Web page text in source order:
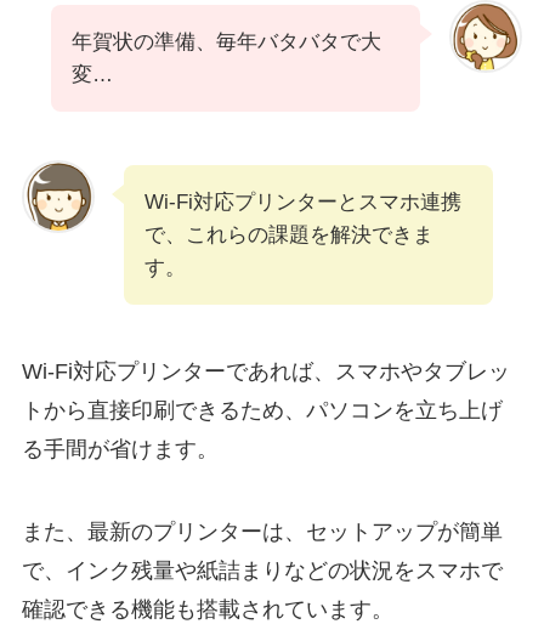
年賀状の準備、毎年バタバタで大
変…
Wi-Fi対応プリンターとスマホ連携
で、これらの課題を解決できま
す。
Wi-Fi対応プリンターであれば、スマホやタブレッ
トから直接印刷できるため、パソコンを立ち上げ
る手間が省けます。
また、最新のプリンターは、セットアップが簡単
で、インク残量や紙詰まりなどの状況をスマホで
確認できる機能も搭載されています。